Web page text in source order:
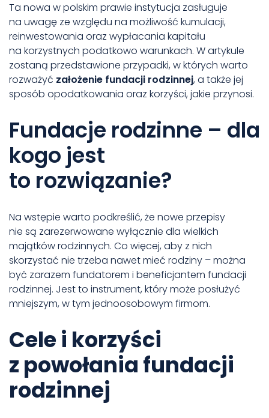
Ta nowa w polskim prawie instytucja zasługuje
na uwagę ze względu na możliwość kumulacji,
reinwestowania oraz wypłacania kapitału
na korzystnych podatkowo warunkach. W artykule
zostaną przedstawione przypadki, w których warto
rozważyć założenie fundacji rodzinnej, a także jej
sposób opodatkowania oraz korzyści, jakie przynosi.
Fundacje rodzinne – dla
kogo jest
to rozwiązanie?
Na wstępie warto podkreślić, że nowe przepisy
nie są zarezerwowane wyłącznie dla wielkich
majątków rodzinnych. Co więcej, aby z nich
skorzystać nie trzeba nawet mieć rodziny – można
być zarazem fundatorem i beneficjantem fundacji
rodzinnej. Jest to instrument, który może posłużyć
mniejszym, w tym jednoosobowym firmom.
Cele i korzyści
z powołania fundacji
rodzinnej